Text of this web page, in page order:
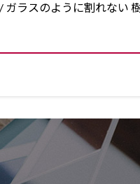
ラスのように割れない